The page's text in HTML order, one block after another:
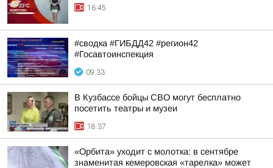
16:45
#сводка #ГИБДД42 #регион42
#Госавтоинспекция
09:33
В Кузбассе бойцы СВО могут бесплатно
посетить театры и музеи
18:37
«Орбита» уходит с молотка: в сентябре
знаменитая кемеровская «тарелка» может